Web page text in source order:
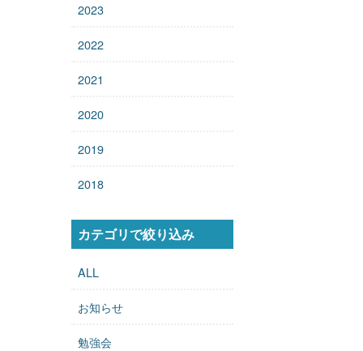
2023
2022
2021
2020
2019
2018
カテゴリで絞り込み
ALL
お知らせ
勉強会